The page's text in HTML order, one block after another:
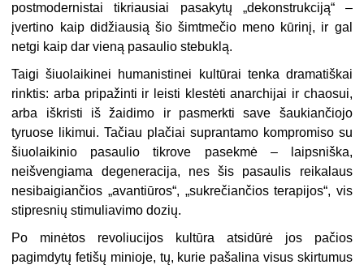
postmodernistai tikriausiai pasakytų „dekonstrukciją“ –
įvertino kaip didžiausią šio šimtmečio meno kūrinį, ir gal
netgi kaip dar vieną pasaulio stebuklą.
Taigi šiuolaikinei humanistinei kultūrai tenka dramatiškai
rinktis: arba pripažinti ir leisti klestėti anarchijai ir chaosui,
arba iškristi iš žaidimo ir pasmerkti save šaukiančiojo
tyruose likimui. Tačiau plačiai suprantamo kompromiso su
šiuolaikinio pasaulio tikrove pasekmė – laipsniška,
neišvengiama degeneracija, nes šis pasaulis reikalaus
nesibaigiančios „avantiūros“, „sukrečiančios terapijos“, vis
stipresnių stimuliavimo dozių.
Po minėtos revoliucijos kultūra atsidūrė jos pačios
pagimdytų fetišų minioje, tų, kurie pašalina visus skirtumus